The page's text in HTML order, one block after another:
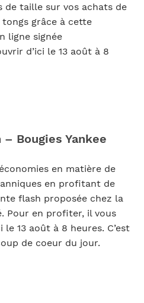
de taille sur vos achats de
tongs grâce à cette
ligne signée
d’ici le 13 août à 8
Bougies Yankee
en matière de
en profitant de
flash proposée chez la
Pour en profiter, il vous
13 août à 8 heures. C’est
de coeur du jour.